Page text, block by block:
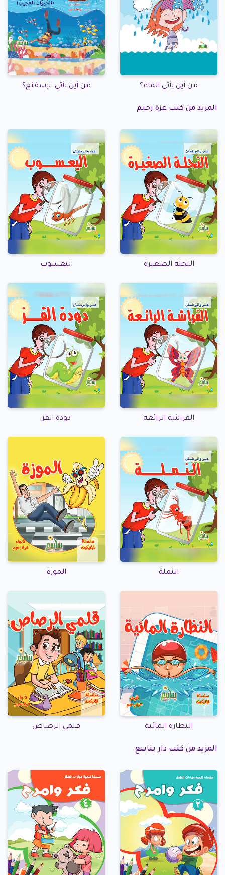
من أين يأتي الماء؟ من أين يأتي الإسفنج؟
المزيد من كتب عزة رحيم
النحلة الصغيرة اليعسوب
الفراشة الرائعة دودة القز
النملة الموزة
النظارة المائية قلمي الرصاص
المزيد من كتب دار ينابيع